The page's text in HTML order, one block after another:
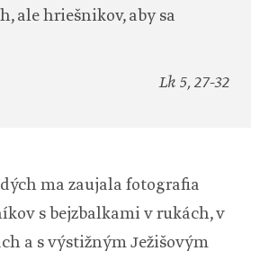
ale hriešnikov, aby sa
Lk 5, 27-32
ma zaujala fotografia
s bejzbalkami v rukách, v
a s výstižným Ježišovým